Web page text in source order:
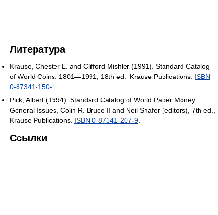
Литература
Krause, Chester L. and Clifford Mishler (1991). Standard Catalog
of World Coins: 1801—1991, 18th ed., Krause Publications. ISBN
0-87341-150-1.
Pick, Albert (1994). Standard Catalog of World Paper Money:
General Issues, Colin R. Bruce II and Neil Shafer (editors), 7th ed.,
Krause Publications. ISBN 0-87341-207-9.
Ссылки